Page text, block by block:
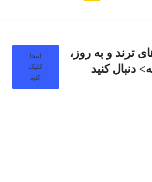
ترند و به روز،
دنبال کنید
اینجا
کلیک
کنید